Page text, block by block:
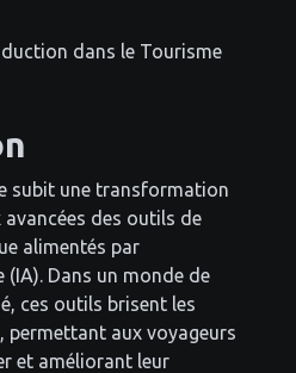
dans le Tourisme
subit une transformation
des outils de
alimentés par
(IA). Dans un monde de
ces outils brisent les
permettant aux voyageurs
et améliorant leur